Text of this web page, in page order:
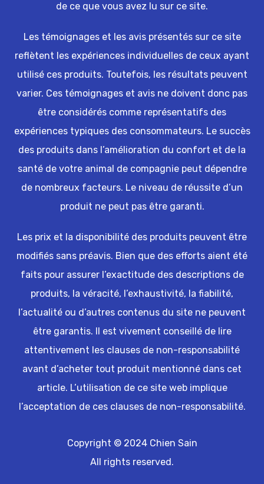
de ce que vous avez lu sur ce site.
Les témoignages et les avis présentés sur ce site
reflètent les expériences individuelles de ceux ayant
utilisé ces produits. Toutefois, les résultats peuvent
varier. Ces témoignages et avis ne doivent donc pas
être considérés comme représentatifs des
expériences typiques des consommateurs. Le succès
des produits dans l’amélioration du confort et de la
santé de votre animal de compagnie peut dépendre
de nombreux facteurs. Le niveau de réussite d’un
produit ne peut pas être garanti.
Les prix et la disponibilité des produits peuvent être
modifiés sans préavis. Bien que des efforts aient été
faits pour assurer l’exactitude des descriptions de
produits, la véracité, l’exhaustivité, la fiabilité,
l’actualité ou d’autres contenus du site ne peuvent
être garantis. Il est vivement conseillé de lire
attentivement les clauses de non-responsabilité
avant d’acheter tout produit mentionné dans cet
article. L’utilisation de ce site web implique
l’acceptation de ces clauses de non-responsabilité.
Copyright © 2024 Chien Sain
All rights reserved.